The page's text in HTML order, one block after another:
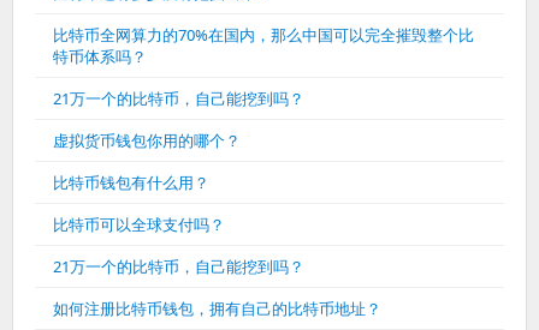
比特币全网算力的70%在国内，那么中国可以完全摧毁整个比
特币体系吗？
21万一个的比特币，自己能挖到吗？
虚拟货币钱包你用的哪个？
比特币钱包有什么用？
比特币可以全球支付吗？
21万一个的比特币，自己能挖到吗？
如何注册比特币钱包，拥有自己的比特币地址？